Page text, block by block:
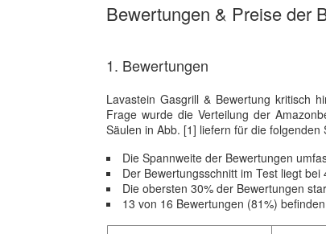
Bewertungen & Preise der
1. Bewertungen
Lavastein Gasgrill & Bewertung kritisch
Frage wurde die Verteilung der
Säulen in Abb. [1] liefern für die
Die Spannweite der Bewertungen
Der Bewertungsschnitt im Test liegt
Die obersten 30% der Bewertungen
13 von 16 Bewertungen (81%)